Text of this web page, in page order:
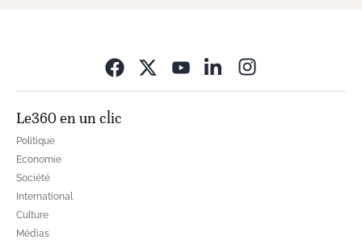
Le360 en un clic
Politique
Economie
Société
International
Culture
Médias